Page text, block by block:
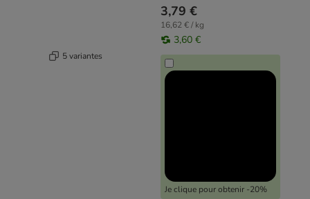
5 variantes
3,79 €
16,62 € / kg
3,60 €
Je clique pour obtenir -20%